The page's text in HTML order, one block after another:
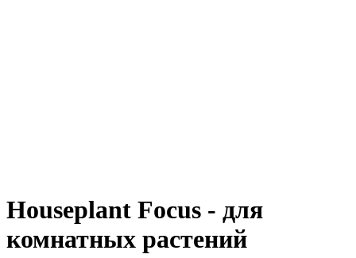
Houseplant Focus - для
комнатных растений